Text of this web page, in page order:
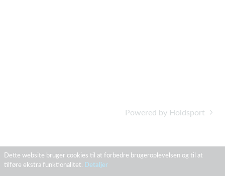
Powered by Holdsport
Dette website bruger cookies til at forbedre brugeroplevelsen og til at
tilføre ekstra funktionalitet. Detaljer